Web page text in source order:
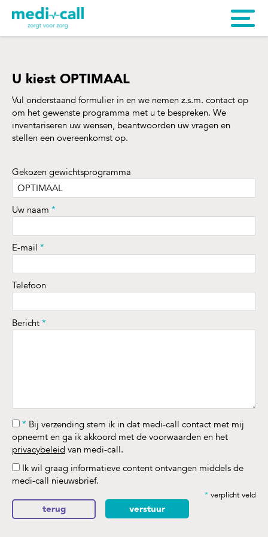
U kiest OPTIMAAL
Vul onderstaand formulier in en we nemen z.s.m. contact op
om het gewenste programma met u te bespreken. We
inventariseren uw wensen, beantwoorden uw vragen en
stellen een overeenkomst op.
Gekozen gewichtsprogramma
Uw naam *
E-mail *
Telefoon
Bericht *
* Bij verzending stem ik in dat medi-call contact met mij
opneemt en ga ik akkoord met de voorwaarden en het
privacybeleid van medi-call.
Ik wil graag informatieve content ontvangen middels de
medi-call nieuwsbrief.
* verplicht veld
terug verstuur